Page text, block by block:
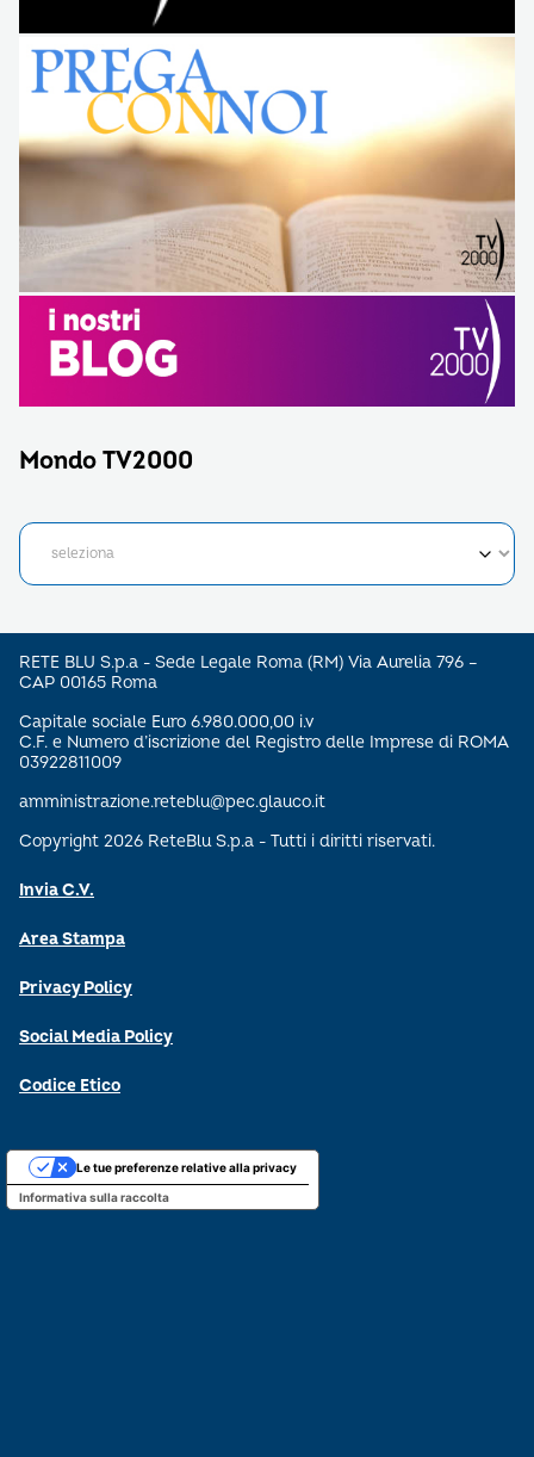
Mondo TV2000
RETE BLU S.p.a - Sede Legale Roma (RM) Via Aurelia 796 –
CAP 00165 Roma
Capitale sociale Euro 6.980.000,00 i.v
C.F. e Numero d’iscrizione del Registro delle Imprese di ROMA
03922811009
amministrazione.reteblu@pec.glauco.it
Copyright 2026 ReteBlu S.p.a - Tutti i diritti riservati.
Invia C.V.
Area Stampa
Privacy Policy
Social Media Policy
Codice Etico
Informativa sulla raccolta
Le tue preferenze relative alla privacy